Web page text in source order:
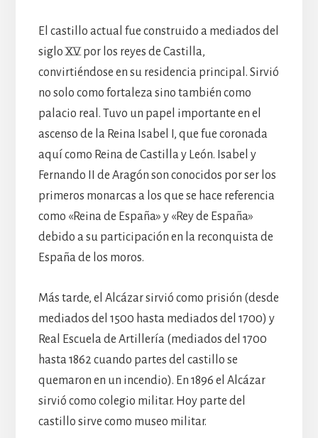
El castillo actual fue construido a mediados del
siglo XV por los reyes de Castilla,
convirtiéndose en su residencia principal. Sirvió
no solo como fortaleza sino también como
palacio real. Tuvo un papel importante en el
ascenso de la Reina Isabel I, que fue coronada
aquí como Reina de Castilla y León. Isabel y
Fernando II de Aragón son conocidos por ser los
primeros monarcas a los que se hace referencia
como «Reina de España» y «Rey de España»
debido a su participación en la reconquista de
España de los moros.
Más tarde, el Alcázar sirvió como prisión (desde
mediados del 1500 hasta mediados del 1700) y
Real Escuela de Artillería (mediados del 1700
hasta 1862 cuando partes del castillo se
quemaron en un incendio). En 1896 el Alcázar
sirvió como colegio militar. Hoy parte del
castillo sirve como museo militar.